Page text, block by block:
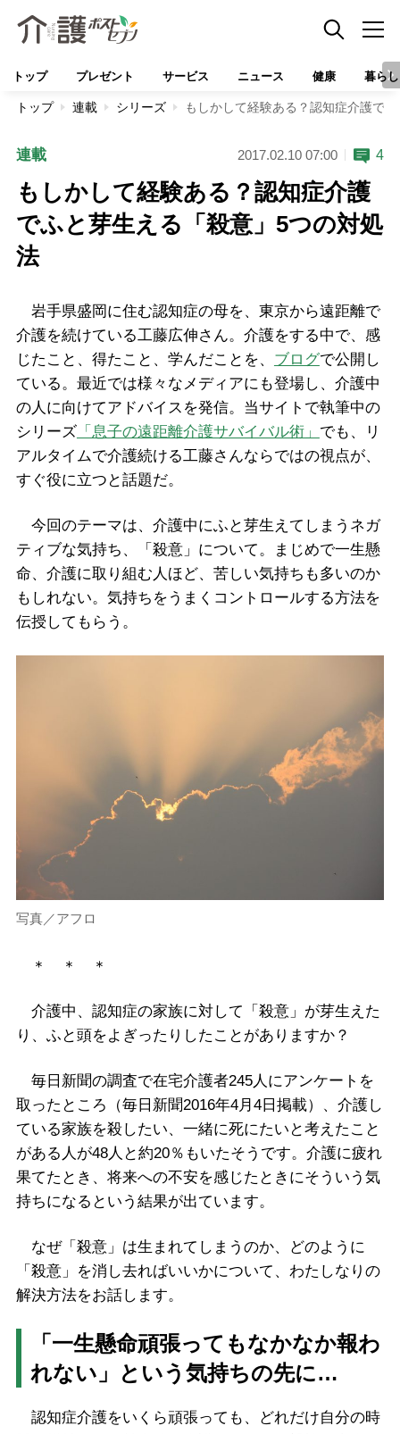
トップ プレゼント サービス ニュース 健康 暮らし
トップ 連載 シリーズ もしかして経験ある？認知症介護で
連載 2017.02.10 07:00 4
もしかして経験ある？認知症介護
でふと芽生える「殺意」5つの対処
法
岩手県盛岡に住む認知症の母を、東京から遠距離で
介護を続けている工藤広伸さん。介護をする中で、感
じたこと、得たこと、学んだことを、 ブログで公開し
ている。最近では様々なメディアにも登場し、介護中
の人に向けてアドバイスを発信。当サイトで執筆中の
シリーズ「息子の遠距離介護サバイバル術」 でも、リ
アルタイムで介護続ける工藤さんならではの視点が、
すぐ役に立つと話題だ。
今回のテーマは、介護中にふと芽生えてしまうネガ
ティブな気持ち、「殺意」について。まじめで一生懸
命、介護に取り組む人ほど、苦しい気持ちも多いのか
もしれない。気持ちをうまくコントロールする方法を
伝授してもらう。
写真／アフロ
＊ ＊ ＊
介護中、認知症の家族に対して「殺意」が芽生えた
り、ふと頭をよぎったりしたことがありますか？
毎日新聞の調査で在宅介護者245人にアンケートを
取ったところ（毎日新聞2016年4月4日掲載）、介護し
ている家族を殺したい、一緒に死にたいと考えたこと
がある人が48人と約20％もいたそうです。介護に疲れ
果てたとき、将来への不安を感じたときにそういう気
持ちになるという結果が出ています。
なぜ「殺意」は生まれてしまうのか、どのように
「殺意」を消し去ればいいかについて、わたしなりの
解決方法をお話します。
「一生懸命頑張ってもなかなか報わ
れない」という気持ちの先に…
認知症介護をいくら頑張っても、どれだけ自分の時